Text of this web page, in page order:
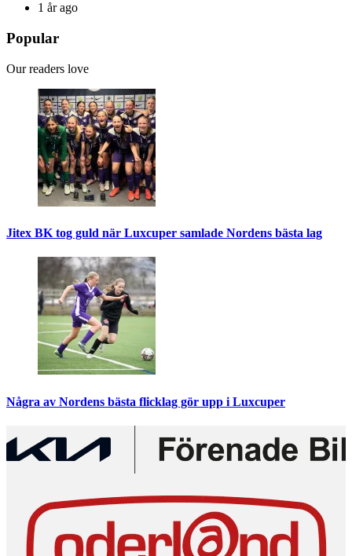
1 år ago
Popular
Our readers love
Jitex BK tog guld när Luxcuper samlade Nordens bästa lag
Några av Nordens bästa flicklag gör upp i Luxcuper